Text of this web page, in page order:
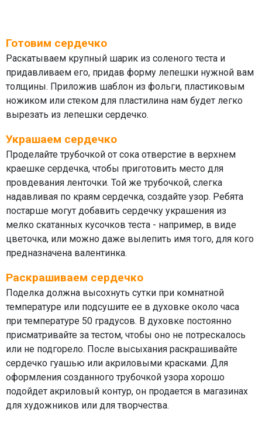
Готовим сердечко
Раскатываем крупный шарик из соленого теста и
придавливаем его, придав форму лепешки нужной вам
толщины. Приложив шаблон из фольги, пластиковым
ножиком или стеком для пластилина нам будет легко
вырезать из лепешки сердечко.
Украшаем сердечко
Проделайте трубочкой от сока отверстие в верхнем
краешке сердечка, чтобы приготовить место для
провдевания ленточки. Той же трубочкой, слегка
надавливая по краям сердечка, создайте узор. Ребята
постарше могут добавить сердечку украшения из
мелко скатанных кусочков теста - например, в виде
цветочка, или можно даже вылепить имя того, для кого
предназначена валентинка.
Раскрашиваем сердечко
Поделка должна высохнуть сутки при комнатной
температуре или подсушите ее в духовке около часа
при температуре 50 градусов. В духовке постоянно
присматривайте за тестом, чтобы оно не потрескалось
или не подгорело. После высыхания раскрашивайте
сердечко гуашью или акриловыми красками. Для
оформления созданного трубочкой узора хорошо
подойдет акриловый контур, он продается в магазинах
для художников или для творчества.